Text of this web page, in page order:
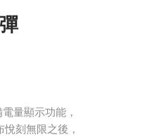
量顯示功能，
刻無限之後，